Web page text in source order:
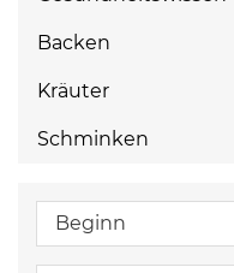
Backen
Kräuter
Schminken
Beginn